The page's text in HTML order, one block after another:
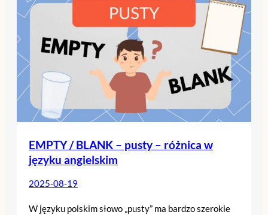
EMPTY / BLANK – pusty – różnica w
języku angielskim
2025-08-19
W języku polskim słowo „pusty” ma bardzo szerokie